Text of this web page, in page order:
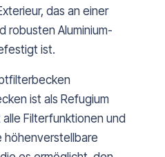
das an einer
robusten Aluminium-
ist.
ist als Refugium
Filterfunktionen und